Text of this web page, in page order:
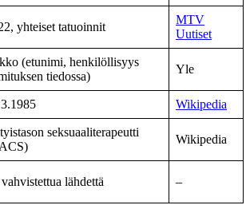
yhteiset tatuoinnit
MTV
Uutiset
(etunimi, henkilöllisyys
tiedossa)
Yle
Wikipedia
seksuaaliterapeutti
Wikipedia
lähdettä –